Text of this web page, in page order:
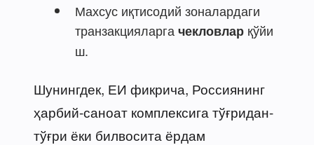
Махсус иқтисодий зоналардаги
транзакцияларга чекловлар қўйи
ш.
Шунингдек, ЕИ фикрича, Россиянинг
ҳарбий-саноат комплексига тўғридан-
тўғри ёки билвосита ёрдам